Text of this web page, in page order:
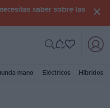
saber sobre las
mano Eléctricos Híbridos